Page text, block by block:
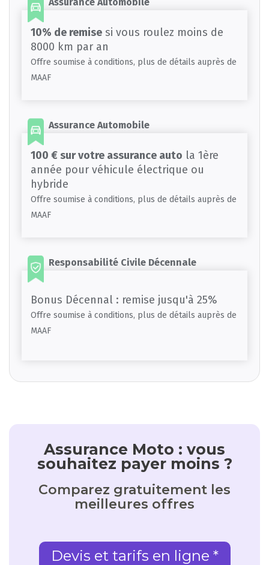
10% de remise si vous roulez moins de
8000 km par an
Offre soumise à conditions, plus de détails auprès de
MAAF
Assurance Automobile
100 € sur votre assurance auto la 1ère
année pour véhicule électrique ou
hybride
Offre soumise à conditions, plus de détails auprès de
MAAF
Responsabilité Civile Décennale
Bonus Décennal : remise jusqu'à 25%
Offre soumise à conditions, plus de détails auprès de
MAAF
Assurance Moto : vous
souhaitez payer moins ?
Comparez gratuitement les
meilleures offres
Devis et tarifs en ligne *